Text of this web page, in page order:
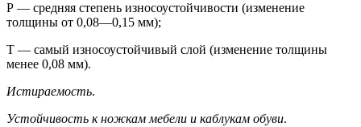
Р — средняя степень износоустойчивости (изменение
толщины от 0,08—0,15 мм);
Т — самый износоустойчивый слой (изменение толщины
менее 0,08 мм).
Истираемость.
Устойчивость к ножкам мебели и каблукам обуви.